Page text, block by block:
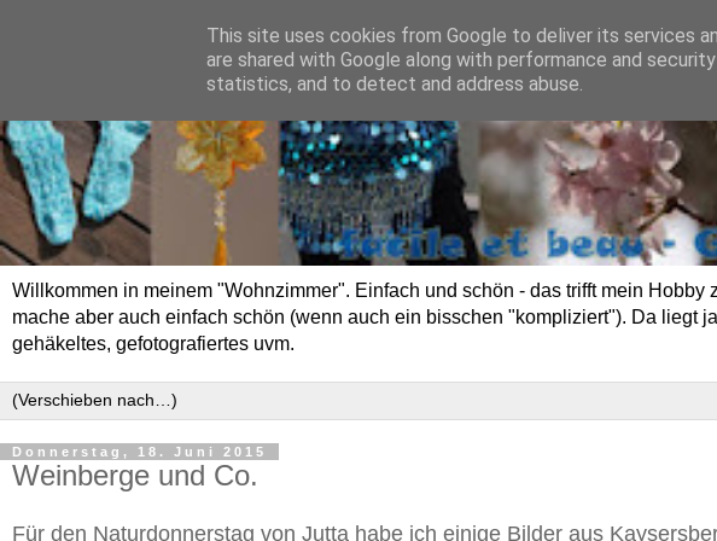
Willkommen in meinem "Wohnzimmer". Einfach und schön - das trifft mein
mache aber auch einfach schön (wenn auch ein bisschen "kompliziert"). Da liegt
gehäkeltes, gefotografiertes uvm.
Donnerstag, 18. Juni 2015
Weinberge und Co.
Für den Naturdonnerstag von Jutta habe ich einige Bilder aus
This site uses cookies from Google to deliver its services
are shared with Google along with performance and
statistics, and to detect and address abuse.